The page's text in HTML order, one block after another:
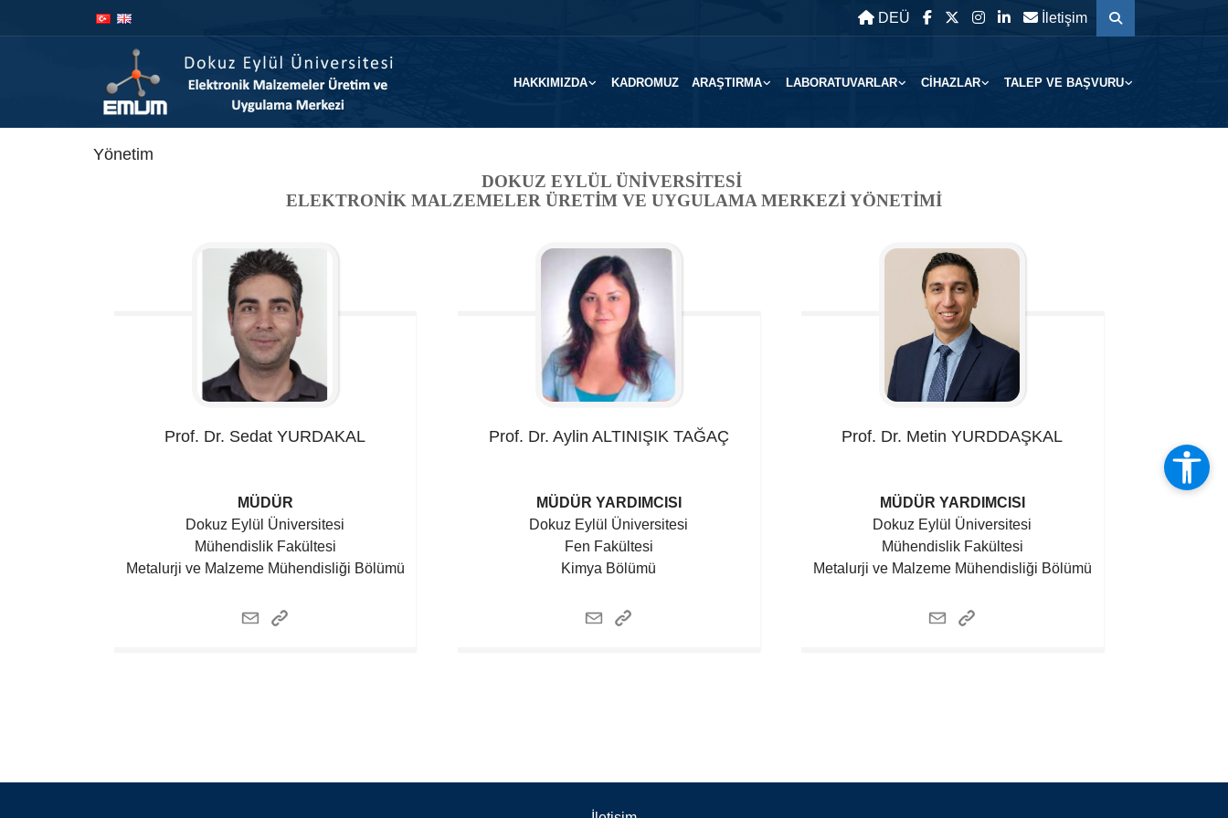
DEÜ İletişim
HAKKIMIZDA KADROMUZ ARAŞTIRMA LABORATUVARLAR CİHAZLAR TALEP VE BAŞVURU
Yönetim
DOKUZ EYLÜL ÜNİVERSİTESİ
ELEKTRONİK MALZEMELER ÜRETİM VE UYGULAMA MERKEZİ YÖNETİMİ
Prof. Dr. Sedat YURDAKAL
MÜDÜR
Dokuz Eylül Üniversitesi
Mühendislik Fakültesi
Metalurji ve Malzeme Mühendisliği Bölümü
Prof. Dr. Aylin ALTINIŞIK TAĞAÇ
MÜDÜR YARDIMCISI
Dokuz Eylül Üniversitesi
Fen Fakültesi
Kimya Bölümü
Prof. Dr. MetinYURDDAŞKAL
MÜDÜR YARDIMCISI
Dokuz Eylül Üniversitesi
Mühendislik Fakültesi
Metalurji ve Malzeme Mühendisliği Bölümü